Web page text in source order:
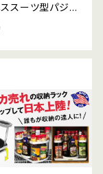
スーツ型パジャ
ット」